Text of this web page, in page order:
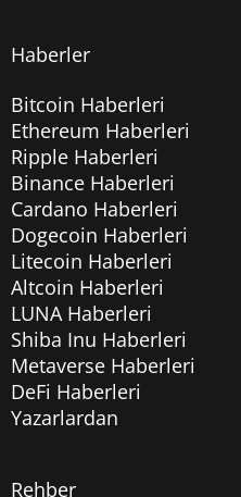
Haberler
Bitcoin Haberleri
Ethereum Haberleri
Ripple Haberleri
Binance Haberleri
Cardano Haberleri
Dogecoin Haberleri
Litecoin Haberleri
Altcoin Haberleri
LUNA Haberleri
Shiba Inu Haberleri
Metaverse Haberleri
DeFi Haberleri
Yazarlardan
Rehber